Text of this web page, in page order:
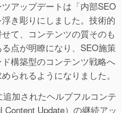
アップデートは「内部SEO
き彫りにしました。技術的
て、コンテンツの質そのも
点が明瞭になり、SEO施策
構築型のコンテンツ戦略へ
られるようになりました。
加されたヘルプフルコンテ
Update）の継続アッ